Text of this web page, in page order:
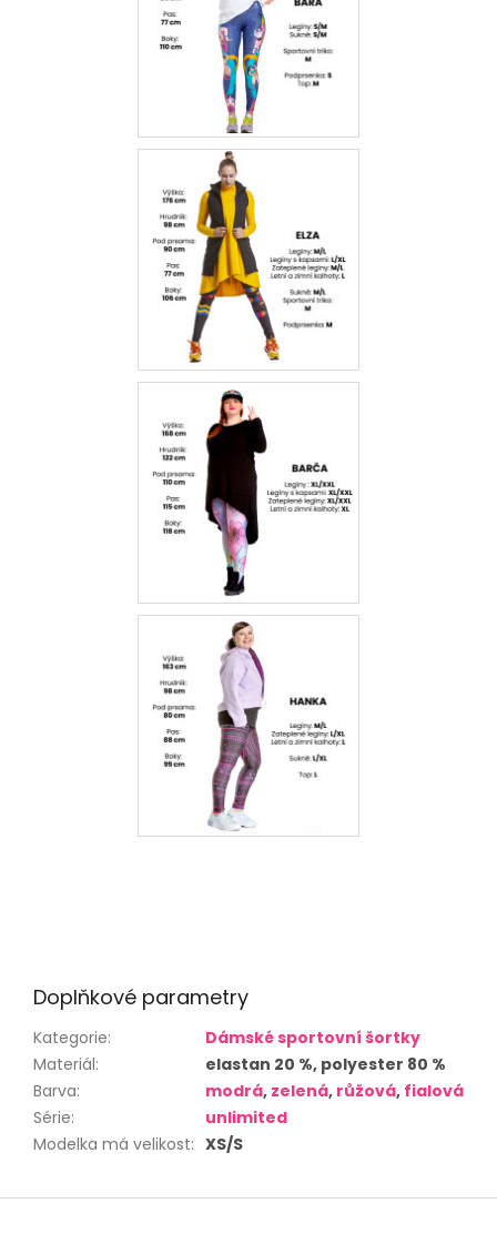
Doplňkové parametry
Kategorie:
Dámské sportovní šortky
Materiál:
elastan 20 %, polyester 80 %
Barva: modrá, zelená, růžová, fialová
Série:
unlimited
Modelka má velikost: XS/S
Z